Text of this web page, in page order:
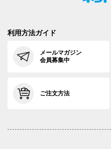
利用方法ガイド
メールマガジン
会員募集中
ご注文方法